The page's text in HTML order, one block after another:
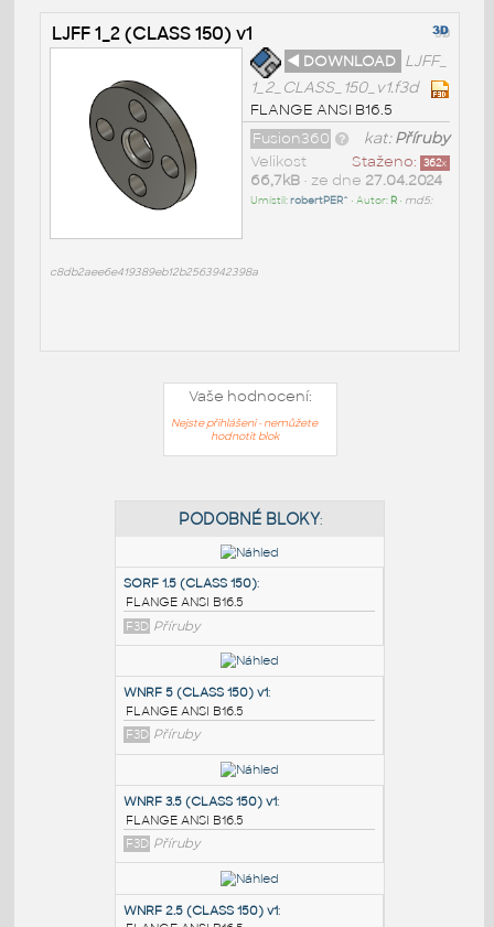
LJFF 1_2 (CLASS 150) v1
◄ DOWNLOAD LJFF_
1_2_CLASS_150_v1.f3d
FLANGE ANSI B16.5
kat:Příruby
Fusion360
Staženo: 362x
Velikost
66,7kB• ze dne 27.04.2024
Umístil:robertPER^ • Autor: R• md5:
c8db2aee6e419389eb12b2563942398a
Vaše hodnocení:
Nejste přihlášeni - nemůžete
hodnotit blok
PODOBNÉ BLOKY
SORF 1.5 (CLASS 150):
FLANGE ANSI B16.5
F3D Příruby
WNRF 5 (CLASS 150) v1
FLANGE ANSI B16.5